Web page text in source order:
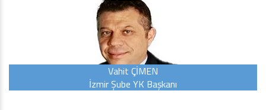
Vahit ÇİMEN
İzmir Şube YK Başkanı